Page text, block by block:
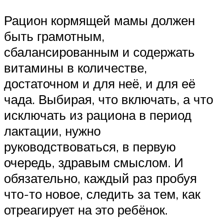
Рацион кормящей мамы должен
быть грамотным,
сбалансированным и содержать
витамины в количестве,
достаточном и для неё, и для её
чада. Выбирая, что включать, а что
исключать из рациона в период
лактации, нужно
руководствоваться, в первую
очередь, здравым смыслом. И
обязательно, каждый раз пробуя
что-то новое, следить за тем, как
отреагирует на это ребёнок.